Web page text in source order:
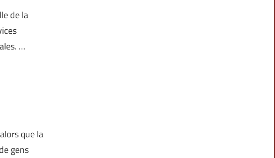
de la
…
que la
gens